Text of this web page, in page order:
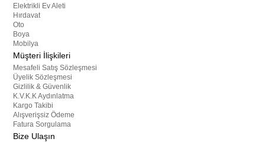
Elektrikli Ev Aleti
Hırdavat
Oto
Boya
Mobilya
Müşteri İlişkileri
Mesafeli Satış Sözleşmesi
Üyelik Sözleşmesi
Gizlilik & Güvenlik
K.V.K.K Aydınlatma
Kargo Takibi
Alışverişsiz Ödeme
Fatura Sorgulama
Bize Ulaşın